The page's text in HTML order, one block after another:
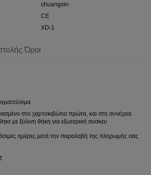
chuangxin
CE
XD-1
Όροι
στο χαρτοκιβώτιο πρώτα, και στη συνέχεια
με ξύλινη θήκη για εξωτερική συσκευ
ημέρες μετά την παραλαβή της πληρωμής σας